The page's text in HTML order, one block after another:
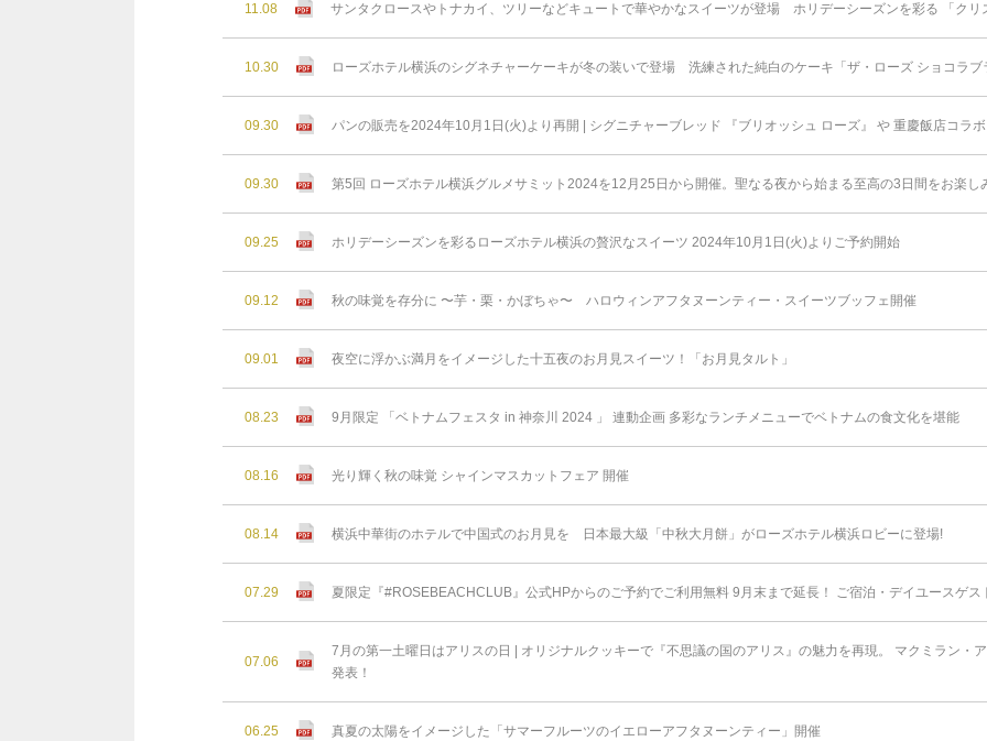
11.08 サンタクロースやトナカイ、ツリーなどキュートで華やかなスイーツが登場 ホリデーシーズンを彩る 「クリ
10.30 ローズホテル横浜のシグネチャーケーキが冬の装いで登場 洗練された純白のケーキ「ザ・ローズ ショコラブ
09.30 パンの販売を2024年10月1日(火)より再開 | シグニチャーブレッド 『ブリオッシュ ローズ』 や 重慶飯店コラ
09.30 第5回 ローズホテル横浜グルメサミット2024を12月25日から開催。聖なる夜から始まる至高の3日間をお楽し
09.25 ホリデーシーズンを彩るローズホテル横浜の贅沢なスイーツ 2024年10月1日(火)よりご予約開始
09.12 秋の味覚を存分に 〜芋・栗・かぼちゃ〜 ハロウィンアフタヌーンティー・スイーツブッフェ開催
09.01 夜空に浮かぶ満月をイメージした十五夜のお月見スイーツ！「お月見タルト」
08.23 9月限定 「ベトナムフェスタ in 神奈川 2024 」 連動企画 多彩なランチメニューでベトナムの食文化を堪能
08.16 光り輝く秋の味覚 シャインマスカットフェア 開催
08.14 横浜中華街のホテルで中国式のお月見を 日本最大級「中秋大月餅」がローズホテル横浜ロビーに登場!
07.29 夏限定『#ROSEBEACHCLUB』公式HPからのご予約でご利用無料 9月末まで延⻑！ ご宿泊・デイユースゲ
07.06
7月の第一土曜日はアリスの日 | オリジナルクッキーで『不思議の国のアリス』の魅力を再現。 マクミラン・
発表！
06.25 真夏の太陽をイメージした「サマーフルーツのイエローアフタヌーンティー」開催